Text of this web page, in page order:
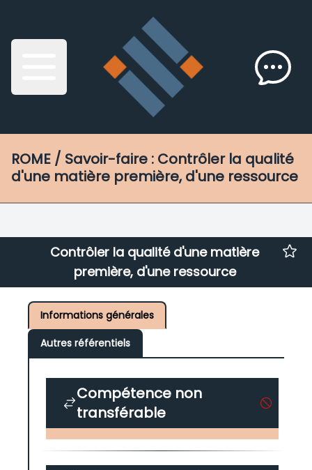
ROME / Savoir-faire : Contrôler la qualité
d'une matière première, d'une ressource
Contrôler la qualité d'une matière
première, d'une ressource
Informations générales
Autres référentiels
Compétence non
transférable